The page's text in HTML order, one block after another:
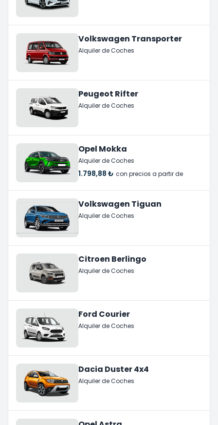
Volkswagen Transporter
Alquiler de Coches
Peugeot Rifter
Alquiler de Coches
Opel Mokka
Alquiler de Coches
1.798,88 ₺ con precios a partir de
Volkswagen Tiguan
Alquiler de Coches
Citroen Berlingo
Alquiler de Coches
Ford Courier
Alquiler de Coches
Dacia Duster 4x4
Alquiler de Coches